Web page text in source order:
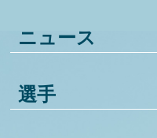
ニュース
選手